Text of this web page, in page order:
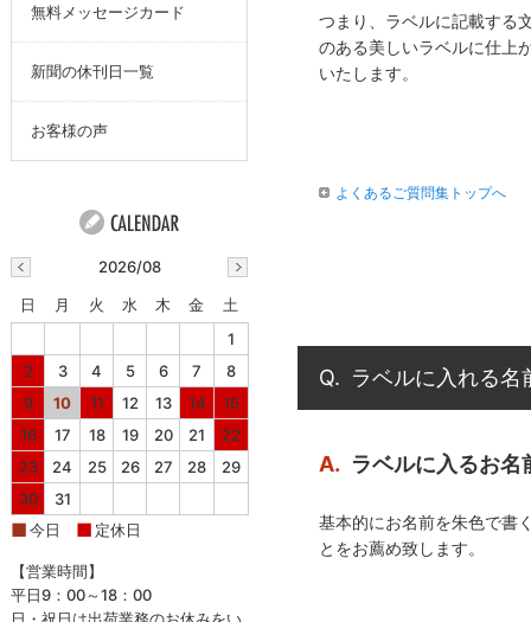
つまり、ラベルに記載する
のある美しいラベルに仕上
いたします。
よくあるご質問集トップへ
Q. ラベルに入れる
A. ラベルに入るお
基本的にお名前を朱色で書
とをお薦め致します。
無料メッセージカード
新聞の休刊日一覧
お客様の声
2026/08
日
月 火 水 木 金
土
1
2
3 4 5 6 7
8
9
10 11 12 13 14
15
16
17 18 19 20 21
22
23
24 25 26 27 28
29
30
31
■今日 ■ 定休日
【営業時間】
平日9：00～18：00